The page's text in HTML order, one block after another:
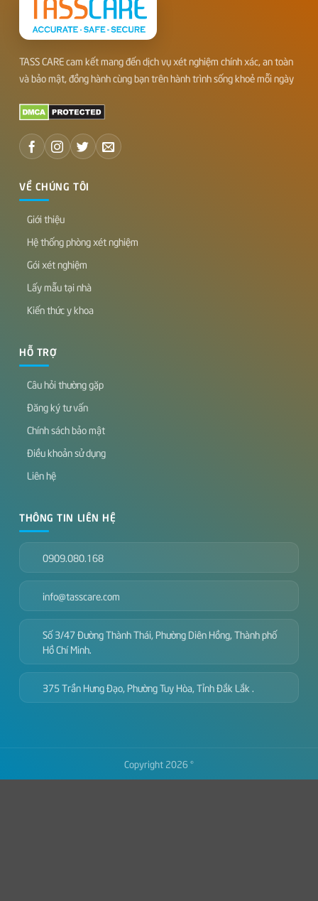
TASS CARE cam kết mang đến dịch vụ xét nghiệm chính xác, an toàn
và bảo mật, đồng hành cùng bạn trên hành trình sống khoẻ mỗi ngày
VỀ CHÚNG TÔI
Giới thiệu
Hệ thống phòng xét nghiệm
Gói xét nghiệm
Lấy mẫu tại nhà
Kiến thức y khoa
HỖ TRỢ
Câu hỏi thường gặp
Đăng ký tư vấn
Chính sách bảo mật
Điều khoản sử dụng
Liên hệ
THÔNG TIN LIÊN HỆ
0909.080.168
info@tasscare.com
Số 3/47 Đường Thành Thái, Phường Diên Hồng, Thành phố
Hồ Chí Minh.
375 Trần Hưng Đạo, Phường Tuy Hòa, Tỉnh Đắk Lắk .
Copyright 2026 ©